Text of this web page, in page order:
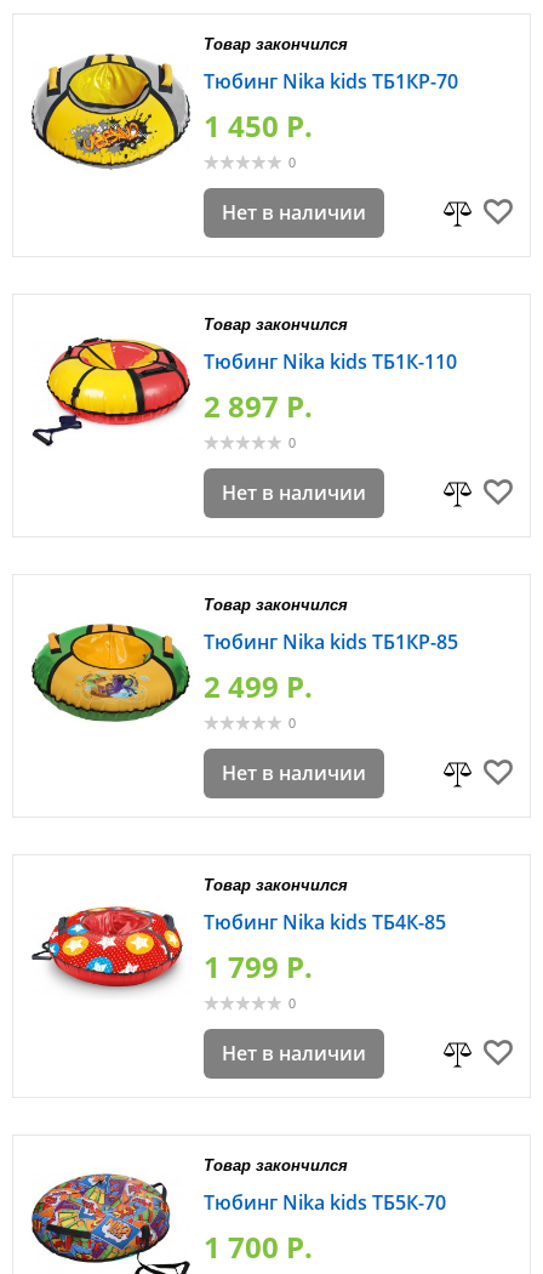
Товар закончился
Тюбинг Nika kids ТБ1КР-70
1 450 P.
0
Нет в наличии
Товар закончился
Тюбинг Nika kids ТБ1К-110
2 897 P.
0
Нет в наличии
Товар закончился
Тюбинг Nika kids ТБ1КР-85
2 499 P.
0
Нет в наличии
Товар закончился
Тюбинг Nika kids ТБ4К-85
1 799 P.
0
Нет в наличии
Товар закончился
Тюбинг Nika kids ТБ5К-70
1 700 P.